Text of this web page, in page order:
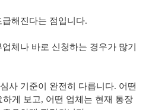
해진다는 점입니다.
체나 바로 신청하는 경우가 많기
사 기준이 완전히 다릅니다. 어떤
게 보고, 어떤 업체는 현재 통장